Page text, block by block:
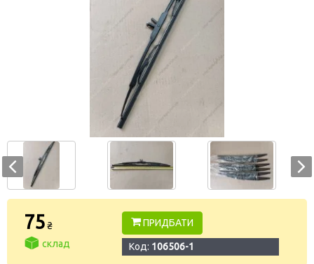
75₴
склад
ПРИДБАТИ
Код: 106506-1